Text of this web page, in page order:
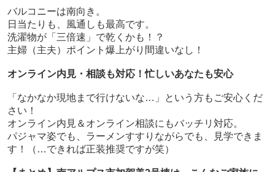
バルコニーは南向き。
日当たりも、風通しも最高です。
洗濯物が「三倍速」で乾くかも！？
主婦（主夫）ポイント爆上がり間違いなし！
オンライン内見・相談も対応！忙しいあなたも安心
「なかなか現地まで行けないな…」という方もご安心くだ
さい！
オンライン内見＆オンライン相談にもバッチリ対応。
パジャマ姿でも、ラーメンすすりながらでも、見学できま
す！（…できれば正装推奨ですが笑）